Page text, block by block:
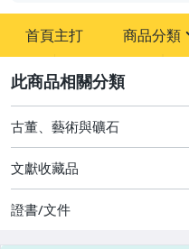
首頁主打 商品分類
圖書/影音/文具
古董、藝術與礦石
手機、配件與通訊
古董、藝術與礦石
文獻收藏品
證書/文件